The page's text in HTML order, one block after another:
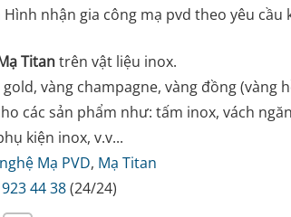
Hình nhận gia công mạ pvd theo yêu cầu
Titantrên vật liệu inox.
vàng champagne, vàng đồng (vàng
các sản phẩm như: tấm inox, vách
kiện inox, v.v...
Mạ PVD, Mạ Titan
44 38(24/24)